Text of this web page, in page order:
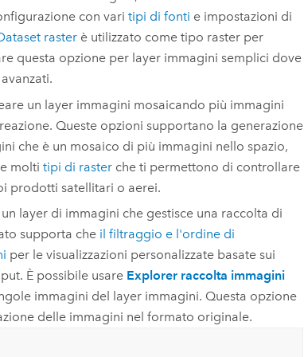
con vari tipi di fonti e impostazioni di
rasterè utilizzato come tipo raster per
questa opzione per layer immagini semplici dove
un layer immagini mosaicando più immagini
Queste opzioni supportano la generazione
che è un mosaico di più immagini nello spazio,
molti tipi di rasterche ti permettono di controllare
prodotti satellitari o aerei.
layer di immagini che gestisce una raccolta di
supporta che il filtraggio e l'ordine di
per le visualizzazioni personalizzate basate sui
È possibile usare Explorer raccolta immagini
immagini del layer immagini. Questa opzione
delle immagini nel formato originale.